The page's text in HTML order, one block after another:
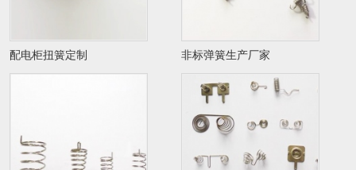
配电柜扭簧定制 非标弹簧生产厂家